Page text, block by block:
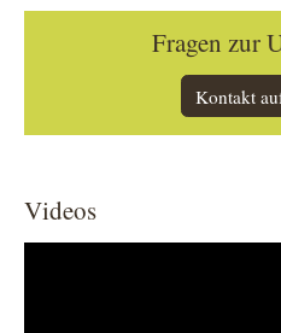
Fragen zur
Kontakt
Videos